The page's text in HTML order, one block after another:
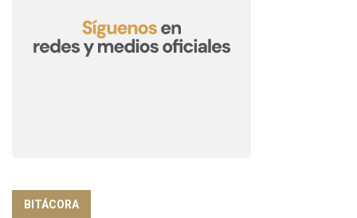
BITÁCORA